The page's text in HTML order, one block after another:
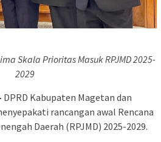
Skala Prioritas Masuk RPJMD 2025-
2029
DPRD Kabupaten Magetan dan
rancangan awal Rencana
Daerah (RPJMD) 2025-2029.